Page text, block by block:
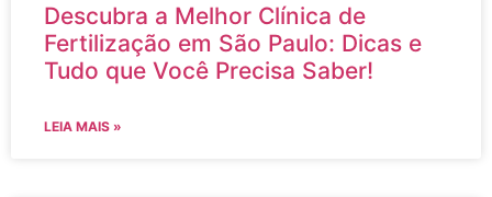
Descubra a Melhor Clínica de
Fertilização em São Paulo: Dicas e
Tudo que Você Precisa Saber!
LEIA MAIS »